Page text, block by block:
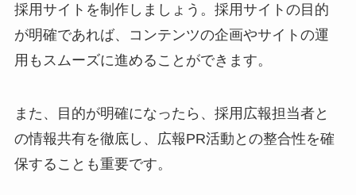
採用サイトを制作しましょう。採用サイトの目的
が明確であれば、コンテンツの企画やサイトの運
用もスムーズに進めることができます。
また、目的が明確になったら、採用広報担当者と
の情報共有を徹底し、広報PR活動との整合性を確
保することも重要です。